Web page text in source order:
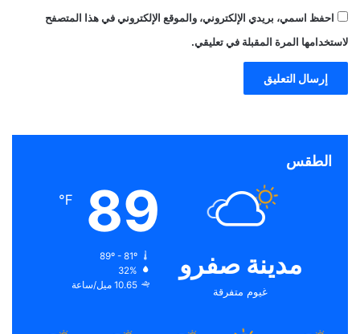
احفظ اسمي، بريدي الإلكتروني، والموقع الإلكتروني في هذا المتصفح
لاستخدامها المرة المقبلة في تعليقي.
الطقس
مدينة صفرو
غيوم متفرقة
89
℉
89º - 81º
32%
10.65 ميل/ساعة